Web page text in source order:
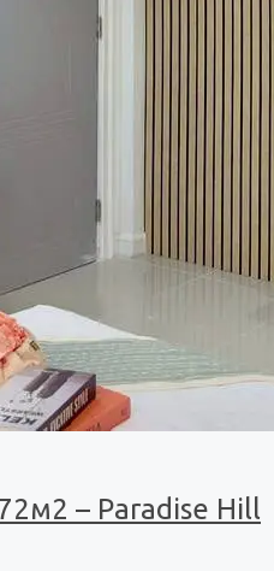
– Paradise Hill